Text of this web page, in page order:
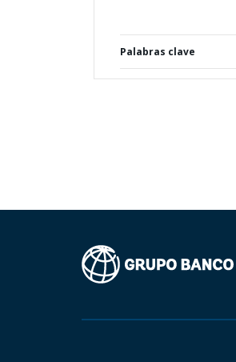
Palabras clave